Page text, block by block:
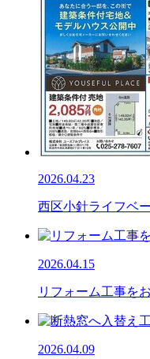
2026.04.23
西区小針ライフベ
2026.04.15
リフォーム工事を
2026.04.09